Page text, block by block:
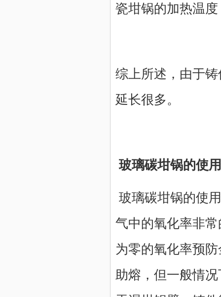
瓷坩锅的加热温
综上所述，由于
延长很多。
玻璃碳坩锅的使
玻璃碳坩锅的使
气中的氧化率非
为零的氧化率预
助熔，但一般情